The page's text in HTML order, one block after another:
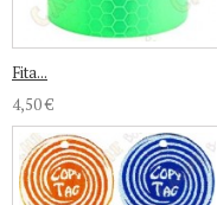
Fita...
4,50 €